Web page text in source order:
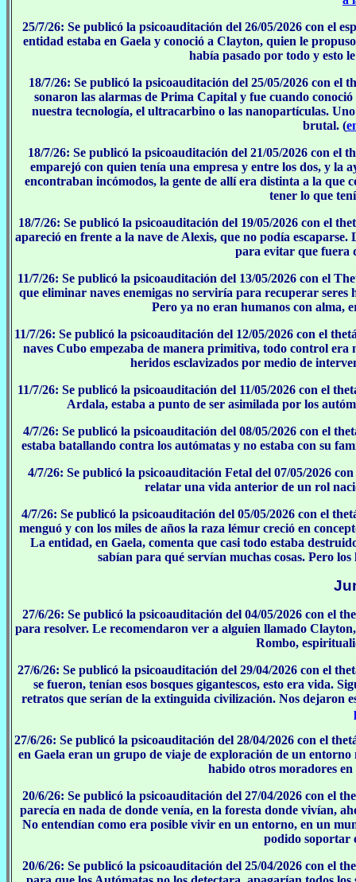
25/7/26: Se publicó la psicoauditación del 26/05/2026 con el
entidad estaba en Gaela y conoció a Clayton, quien le
había pasado por todo y esto
18/7/26: Se publicó la psicoauditación del 25/05/2026 con
sonaron las alarmas de Prima Capital y fue cuando
nuestra tecnología, el ultracarbino o las nanopartículas.
brutal. (
18/7/26: Se publicó la psicoauditación del 21/05/2026 con el
emparejó con quien tenía una empresa y entre los dos, y
encontraban incómodos, la gente de allí era distinta a la
tener lo que
18/7/26: Se publicó la psicoauditación del 19/05/2026 con el
apareció en frente a la nave de Alexis, que no podía
para evitar que fuera
11/7/26: Se publicó la psicoauditación del 13/05/2026 con el
que eliminar naves enemigas no serviría para recuperar
Pero ya no eran humanos con alma,
11/7/26: Se publicó la psicoauditación del 12/05/2026 con el
naves Cubo empezaba de manera primitiva, todo control
heridos esclavizados por medio de
11/7/26: Se publicó la psicoauditación del 11/05/2026 con el
Ardala, estaba a punto de ser asimilada por los
4/7/26: Se publicó la psicoauditación del 08/05/2026 con el
estaba batallando contra los autómatas y no estaba con su
4/7/26: Se publicó la psicoauditación Fetal del 07/05/2026
relatar una vida anterior de un rol
4/7/26: Se publicó la psicoauditación del 05/05/2026 con el
menguó y con los miles de años la raza lémur creció en
La entidad, en Gaela, comenta que casi todo estaba
sabían para qué servían muchas cosas. Pero
27/6/26: Se publicó la psicoauditación del 04/05/2026 con el
para resolver. Le recomendaron ver a alguien llamado
Rombo,
27/6/26: Se publicó la psicoauditación del 29/04/2026 con el
se fueron, tenían esos bosques gigantescos, esto era vida.
retratos que serían de la extinguida civilización. Nos dejaron
27/6/26: Se publicó la psicoauditación del 28/04/2026 con el
en Gaela eran un grupo de viaje de exploración de un
habido otros moradores
20/6/26: Se publicó la psicoauditación del 27/04/2026 con el
parecía en nada de donde venía, en la foresta donde vivían,
No entendían como era posible vivir en un entorno, en un
podido soportar
20/6/26: Se publicó la psicoauditación del 25/04/2026 con el